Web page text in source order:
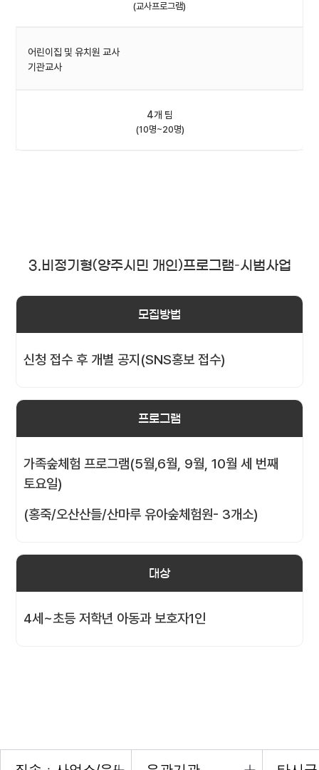
(교사프로그램)
어린이집 및 유치원 교사
기관교사
4개 팀
(10명~20명)
3.비정기형(양주시민 개인)프로그램–시범사업
모집방법
신청 접수 후 개별 공지(SNS홍보 접수)
프로그램
가족숲체험 프로그램(5월,6월, 9월, 10월 세 번째
토요일)
(홍죽/오산산들/산마루 유아숲체험원- 3개소)
대상
4세~초등 저학년 아동과 보호자1인